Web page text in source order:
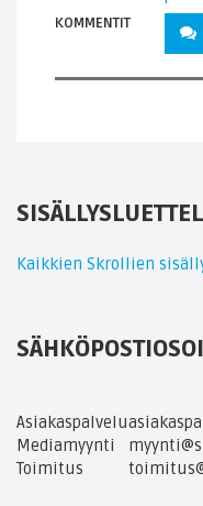
KOMMENTIT
Kaikkien Skrollien
Asiakaspalvelu
Mediamyynti
Toimitus